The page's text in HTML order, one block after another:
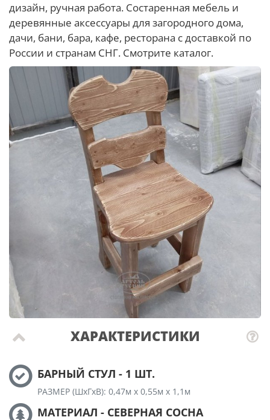
дизайн, ручная работа. Состаренная мебель и
деревянные аксессуары для загородного дома,
дачи, бани, бара, кафе, ресторана с доставкой по
России и странам СНГ. Смотрите каталог.
ХАРАКТЕРИСТИКИ
БАРНЫЙ СТУЛ - 1 ШТ.
РАЗМЕР (ШхГхВ): 0,47м х 0,55м х 1,1м
МАТЕРИАЛ - СЕВЕРНАЯ СОСНА